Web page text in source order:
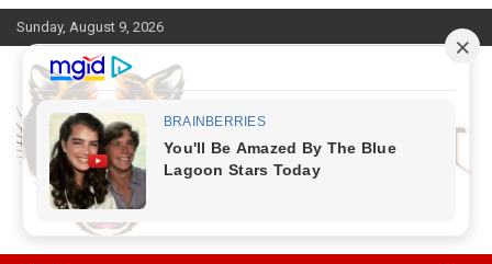
Skip
to
content
Sunday, August 9, 2026